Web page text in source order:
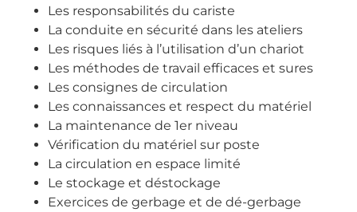
Les responsabilités du cariste
La conduite en sécurité dans les ateliers
Les risques liés à l’utilisation d’un chariot
Les méthodes de travail efficaces et sures
Les consignes de circulation
Les connaissances et respect du matériel
La maintenance de 1er niveau
Vérification du matériel sur poste
La circulation en espace limité
Le stockage et déstockage
Exercices de gerbage et de dé-gerbage